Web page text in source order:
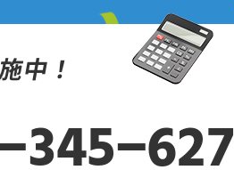
中！
345-627